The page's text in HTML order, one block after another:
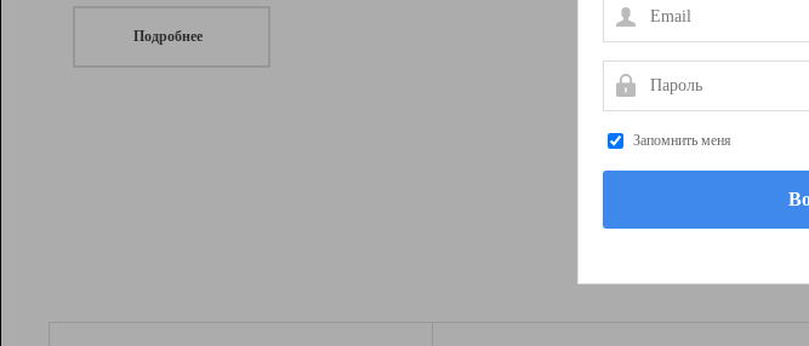
Подробнее
Email
Пароль
Запомнить меня